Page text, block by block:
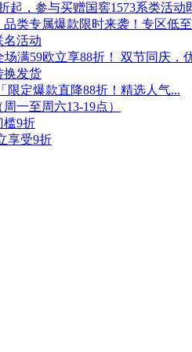
起，参与买赠国窖1573系类活动
品类专属爆款限时来袭！专区低
名活动
满59欧立享88折！ 双节同庆，
换发货
限定爆款直降88折！精选人气...
一至周六13-19点）
槛9折
享受9折